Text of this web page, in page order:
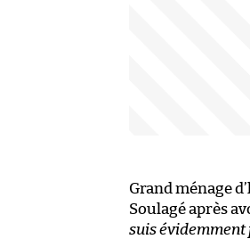
Grand ménage
Soulagé après
suis évidemment